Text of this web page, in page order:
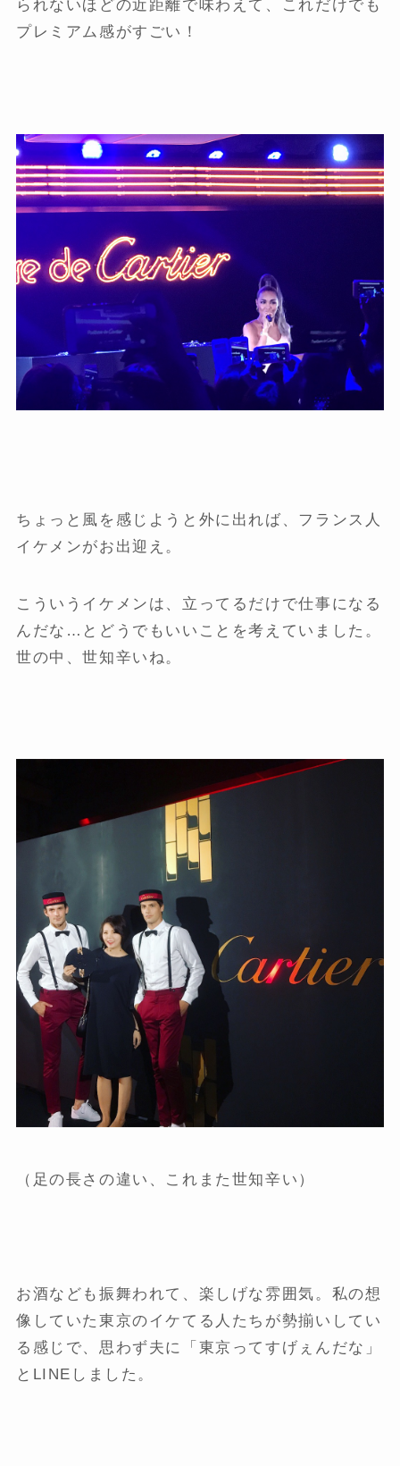
られないほどの近距離で味わえて、これだけでも
プレミアム感がすごい！
ちょっと風を感じようと外に出れば、フランス人
イケメンがお出迎え。
こういうイケメンは、立ってるだけで仕事になる
んだな…とどうでもいいことを考えていました。
世の中、世知辛いね。
（足の長さの違い、これまた世知辛い）
お酒なども振舞われて、楽しげな雰囲気。私の想
像していた東京のイケてる人たちが勢揃いしてい
る感じで、思わず夫に「東京ってすげぇんだな」
とLINEしました。